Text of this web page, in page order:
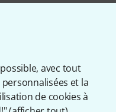
avec tout
et la
de cookies à